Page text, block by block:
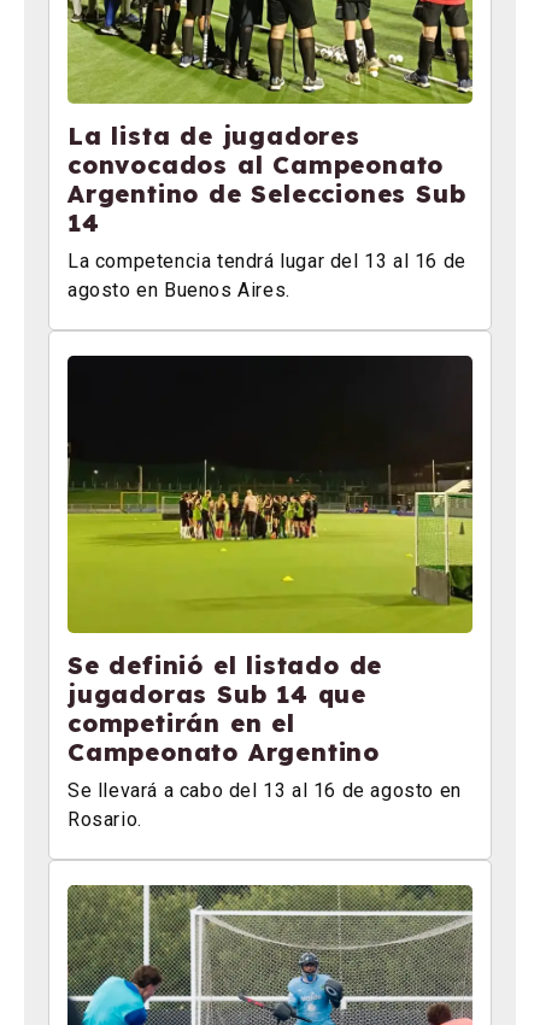
La lista de jugadores
convocados al Campeonato
Argentino de Selecciones Sub
14
La competencia tendrá lugar del 13 al 16 de
agosto en Buenos Aires.
Se definió el listado de
jugadoras Sub 14 que
competirán en el
Campeonato Argentino
Se llevará a cabo del 13 al 16 de agosto en
Rosario.